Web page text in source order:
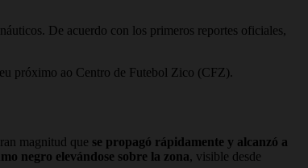
De acuerdo con los primeros reportes oficiales,
próximo ao Centro de Futebol Zico (CFZ).
magnitud que se propagó rápidamente y alcanzó a
negro elevándose sobre la zona, visible desde